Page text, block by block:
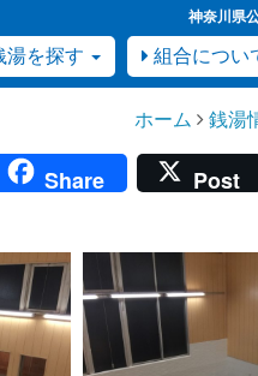
神奈川県
を探す 組合につい
ホーム 銭湯
Share Post